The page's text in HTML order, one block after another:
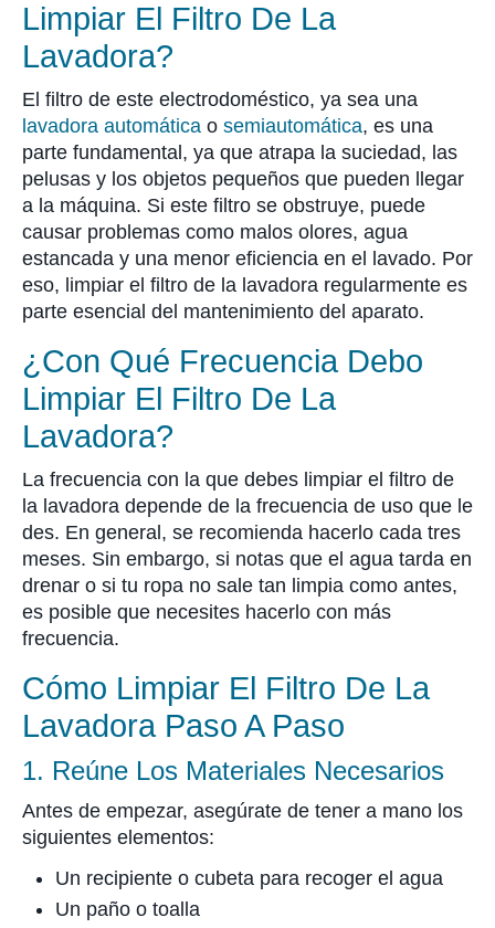
Limpiar El Filtro De La
Lavadora?
El filtro de este electrodoméstico, ya sea una
lavadora automática o semiautomática, es una
parte fundamental, ya que atrapa la suciedad, las
pelusas y los objetos pequeños que pueden llegar
a la máquina. Si este filtro se obstruye, puede
causar problemas como malos olores, agua
estancada y una menor eficiencia en el lavado. Por
eso, limpiar el filtro de la lavadora regularmente es
parte esencial del mantenimiento del aparato.
¿Con Qué Frecuencia Debo
Limpiar El Filtro De La
Lavadora?
La frecuencia con la que debes limpiar el filtro de
la lavadora depende de la frecuencia de uso que le
des. En general, se recomienda hacerlo cada tres
meses. Sin embargo, si notas que el agua tarda en
drenar o si tu ropa no sale tan limpia como antes,
es posible que necesites hacerlo con más
frecuencia.
Cómo Limpiar El Filtro De La
Lavadora Paso A Paso
1. Reúne Los Materiales Necesarios
Antes de empezar, asegúrate de tener a mano los
siguientes elementos:
Un recipiente o cubeta para recoger el agua
Un paño o toalla